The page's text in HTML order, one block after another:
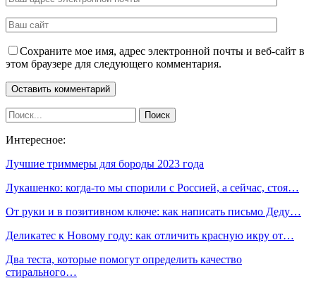
Сохраните мое имя, адрес электронной почты и веб-сайт в
этом браузере для следующего комментария.
Интересное:
Лучшие триммеры для бороды 2023 года
Лукашенко: когда-то мы спорили с Россией, а сейчас, стоя…
От руки и в позитивном ключе: как написать письмо Деду…
Деликатес к Новому году: как отличить красную икру от…
Два теста, которые помогут определить качество
стирального…